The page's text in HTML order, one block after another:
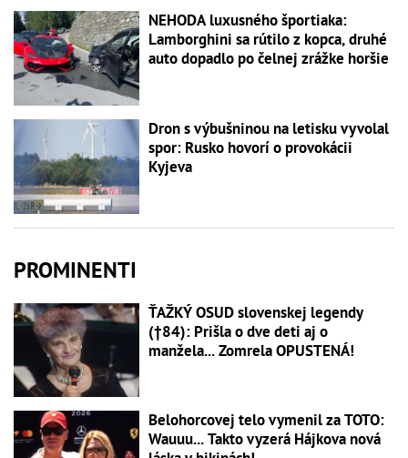
NEHODA luxusného športiaka:
Lamborghini sa rútilo z kopca, druhé
auto dopadlo po čelnej zrážke horšie
Dron s výbušninou na letisku vyvolal
spor: Rusko hovorí o provokácii
Kyjeva
PROMINENTI
ŤAŽKÝ OSUD slovenskej legendy
(†84): Prišla o dve deti aj o
manžela... Zomrela OPUSTENÁ!
Belohorcovej telo vymenil za TOTO:
Wauuu... Takto vyzerá Hájkova nová